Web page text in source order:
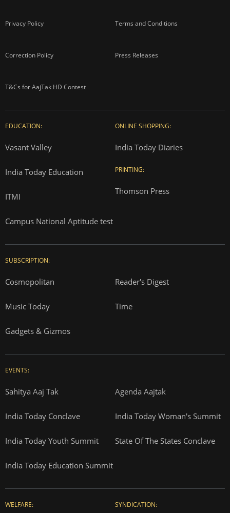
Privacy Policy Terms and Conditions
Correction Policy Press Releases
T&Cs for AajTak HD Contest
EDUCATION:
Vasant Valley
India Today Education
ITMI
Campus National Aptitude test
ONLINE SHOPPING:
India Today Diaries
PRINTING:
Thomson Press
SUBSCRIPTION:
Cosmopolitan Reader's Digest
Music Today Time
Gadgets & Gizmos
EVENTS:
Sahitya Aaj Tak Agenda Aajtak
India Today Conclave India Today Woman's Summit
India Today Youth Summit State Of The States Conclave
India Today Education Summit
WELFARE: SYNDICATION: